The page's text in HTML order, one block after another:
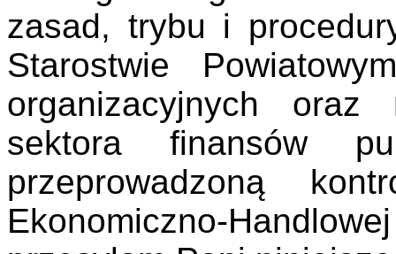
zasad, trybu i
Starostwie
organizacyjnych oraz
sektora finansów
przeprowadzoną
Ekonomiczno-